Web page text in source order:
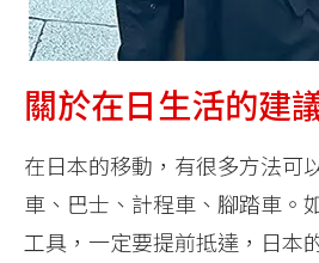
關於在日生活的建
在日本的移動，有很多方法可
車、巴士、計程車、腳踏車。
工具，一定要提前抵達，日本